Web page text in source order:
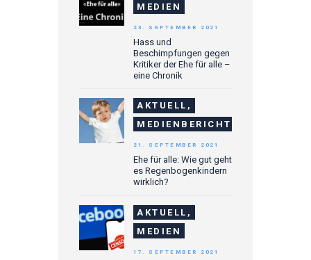
MEDIEN
Hass und
Beschimpfungen gegen
Kritiker der Ehe für alle –
eine Chronik
23. SEPTEMBER 2021
AKTUELL,
MEDIENBERICHTE
Ehe für alle: Wie gut geht
es Regenbogenkindern
wirklich?
21. SEPTEMBER 2021
AKTUELL,
MEDIEN
17. SEPTEMBER 2021